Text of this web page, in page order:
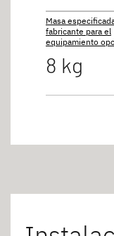
Masa
fabricante para el
equipamiento
8 kg